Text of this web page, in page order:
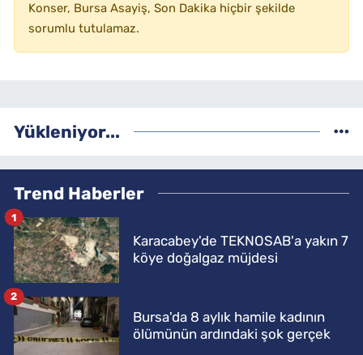
Konser, Bursa Asayiş, Son Dakika hiçbir şekilde
sorumlu tutulamaz.
Yükleniyor...
Trend Haberler
Karacabey'de TEKNOSAB'a yakın 7
köye doğalgaz müjdesi
1
Bursa'da 8 aylık hamile kadının
ölümünün ardındaki şok gerçek
2